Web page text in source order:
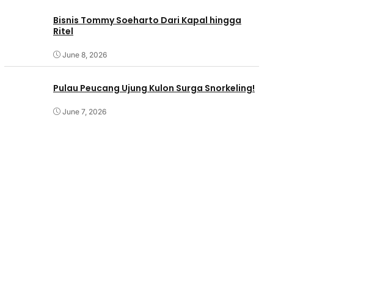
Bisnis Tommy Soeharto Dari Kapal hingga
Ritel
June 8, 2026
Pulau Peucang Ujung Kulon Surga Snorkeling!
June 7, 2026